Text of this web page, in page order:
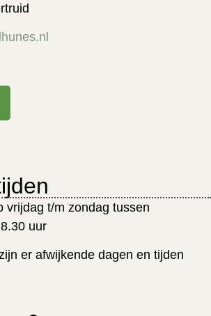
vrijdag t/m zondag tussen
uur
er afwijkende dagen en tijden